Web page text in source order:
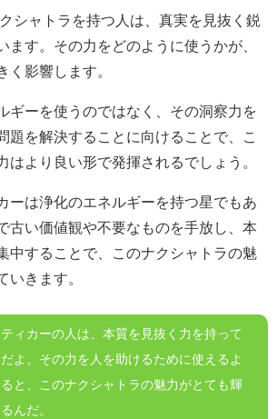
シャトラを持つ人は、真実を見抜く鋭
ます。その力をどのように使うかが、
く影響します。
ギーを使うのではなく、その洞察力を
題を解決することに向けることで、こ
はより良い形で発揮されるでしょう。
ーは浄化のエネルギーを持つ星でもあ
古い価値観や不要なものを手放し、本
中することで、このナクシャトラの魅
いきます。
ィカーの人は、本質を見抜く力を持って
よ。その力を人を助けるために使えるよ
と、このナクシャトラの魅力がとても輝
んだ。